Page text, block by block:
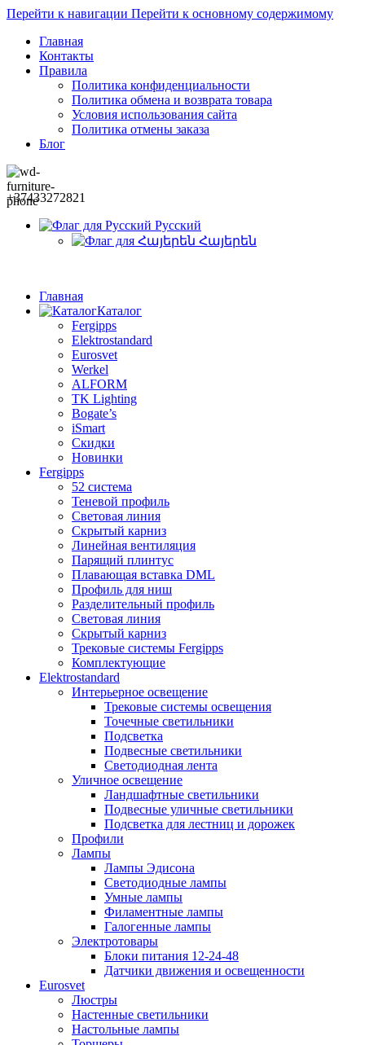
Перейти к навигации Перейти к основному содержимому
Главная
Контакты
Правила
Политика конфиденциальности
Политика обмена и возврата товара
Условия использования сайта
Политика отмены заказа
Блог
+37433272821
Русский
Հայերեն
Главная
Каталог
Fergipps
Elektrostandard
Eurosvet
Werkel
ALFORM
TK Lighting
Bogate’s
iSmart
Скидки
Новинки
Fergipps
52 система
Теневой профиль
Световая линия
Скрытый карниз
Линейная вентиляция
Парящий плинтус
Плавающая вставка DML
Профиль для ниш
Разделительный профиль
Световая линия
Скрытый карниз
Трековые системы Fergipps
Комплектующие
Elektrostandard
Интерьерное освещение
Трековые системы освещения
Точечные светильники
Подсветка
Подвесные светильники
Светодиодная лента
Уличное освещение
Ландшафтные светильники
Подвесные уличные светильники
Подсветка для лестниц и дорожек
Профили
Лампы
Лампы Эдисона
Светодиодные лампы
Умные лампы
Филаментные лампы
Галогенные лампы
Электротовары
Блоки питания 12-24-48
Датчики движения и освещенности
Eurosvet
Люстры
Настенные светильники
Настольные лампы